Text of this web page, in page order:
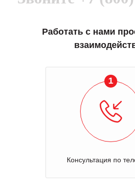
Работать с нами
1
Консультация по